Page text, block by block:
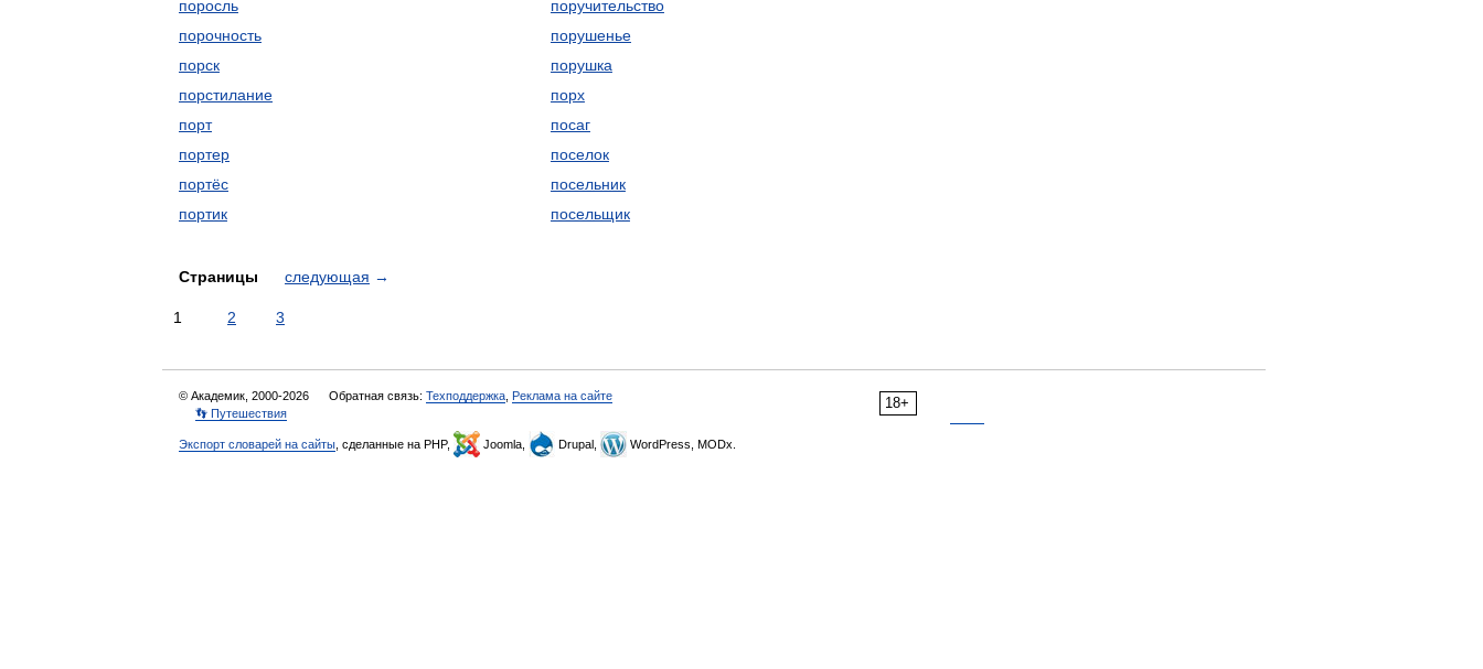
поросль
порочность
порск
порстилание
порт
портер
портёс
портик
поручительство
порушенье
порушка
порх
посаг
поселок
посельник
посельщик
Страницы следующая →
1 2 3
18+
© Академик, 2000-2026 Обратная связь: Техподдержка Реклама на сайте
👣 Путешествия
Экспорт словарей на сайты , сделанные на PHP, Joomla, Drupal, WordPress, MODx.